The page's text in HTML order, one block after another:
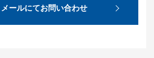
メールにてお問い合わせ